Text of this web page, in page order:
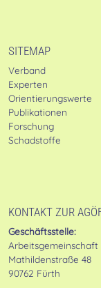
SITEMAP
Verband
Experten
Orientierungswerte
Publikationen
Forschung
Schadstoffe
KONTAKT ZUR
Geschäftsstelle:
Arbeitsgemeinschaft
Mathildenstraße 48
90762 Fürth